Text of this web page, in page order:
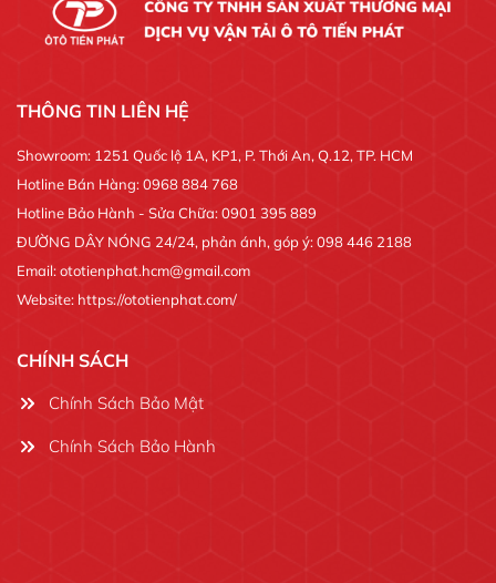
THÔNG TIN LIÊN HỆ
Showroom: 1251 Quốc lộ 1A, KP1, P. Thới An, Q.12, TP. HCM
Hotline Bán Hàng: 0968 884 768
Hotline Bảo Hành - Sửa Chữa: 0901 395 889
ĐƯỜNG DÂY NÓNG 24/24, phản ánh, góp ý: 098 446 2188
Email: ototienphat.hcm@gmail.com
Website: https://ototienphat.com/
CHÍNH SÁCH
Chính Sách Bảo Mật
Chính Sách Bảo Hành